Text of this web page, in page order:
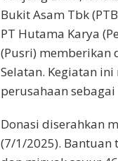
Bukit Asam Tbk
PT Hutama Karya
(Pusri) memberikan
Selatan. Kegiatan
perusahaan sebagai
Donasi diserahkan
(7/1/2025). Bantuan